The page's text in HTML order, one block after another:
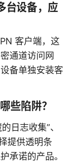
台设备，应
客户端，这
通道访问网
备单独安装客
些陷阱？
日志收集”、
提供透明条
承诺的产品。